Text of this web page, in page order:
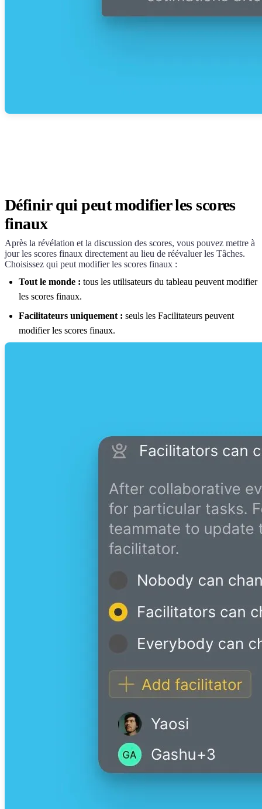
Définir qui peut modifier les scores
finaux
Après la révélation et la discussion des scores, vous pouvez mettre à
jour les scores finaux directement au lieu de réévaluer les Tâches.
Choisissez qui peut modifier les scores finaux :
Tout le monde : tous les utilisateurs du tableau peuvent modifier
les scores finaux.
Facilitateurs uniquement : seuls les Facilitateurs peuvent
modifier les scores finaux.